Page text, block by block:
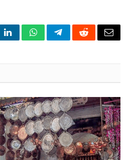
LinkedInWhatsAppTelegramRedditEmail